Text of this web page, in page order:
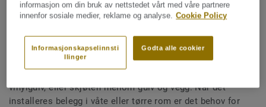
Sveisetråd
Sveisetråd for vinylgulv -
Multicolour GOLD 0187
vinylgulv, eller skjøten mellom gulv og vegg. Når det
installeres belegg i våte eller tørre rom er det behov for
informasjon om din bruk av nettstedet vårt med våre partnere
innenfor sosiale medier, reklame og analyse. Cookie Policy
Godta alle cookier
Informasjonskapselinnsti
llinger